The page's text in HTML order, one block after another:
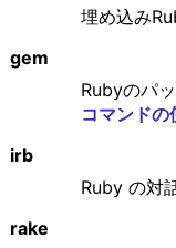
埋め込み
gem
Rubyのパ
コマンドの
irb
Ruby の対
rake